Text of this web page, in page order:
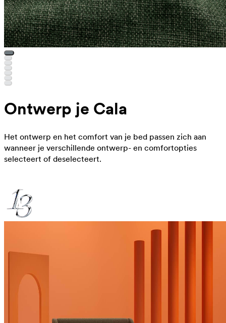
Ontwerp je Cala
Het ontwerp en het comfort van je bed passen zich aan
wanneer je verschillende ontwerp- en comfortopties
selecteert of deselecteert.